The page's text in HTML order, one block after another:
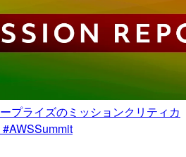
プライズのミッションクリティカ